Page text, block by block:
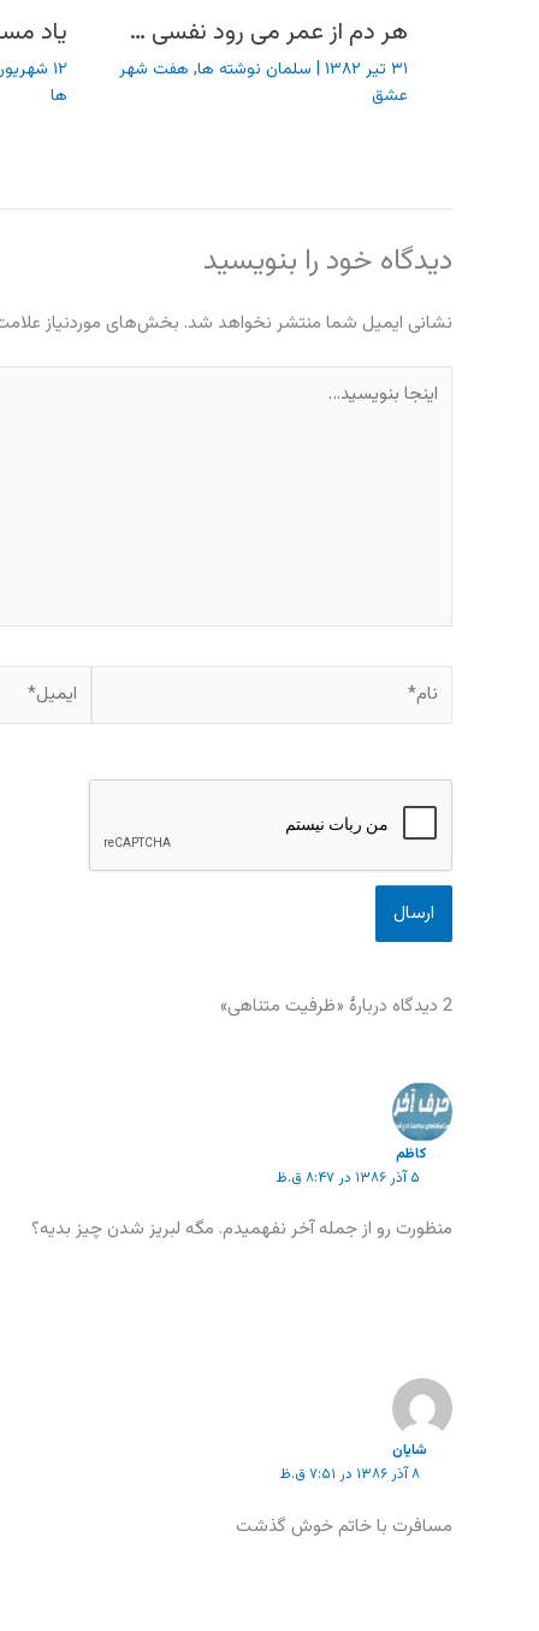
هر دم از عمر می رود نفسی …
۳۱ تیر ۱۳۸۲ | سلمان نوشته ها, هفت شهر
عشق
یاد
۱۲ شهریور ۱۳۸۲
ها
دیدگاه‌ خود را بنویسید
نشانی ایمیل شما منتشر نخواهد شد. بخش‌های موردنیاز
بنویسید…
2 دیدگاه دربارهٔ «ظرفیت متناهی»
کاظم
۵ آذر ۱۳۸۶ در ۸:۴۷ ق.ظ
منظورت رو از جمله آخر نفهميدم. مگه لبريز شدن چيز بديه؟
شایان
۸ آذر ۱۳۸۶ در ۷:۵۱ ق.ظ
مسافرت با خاتم خوش گذشت